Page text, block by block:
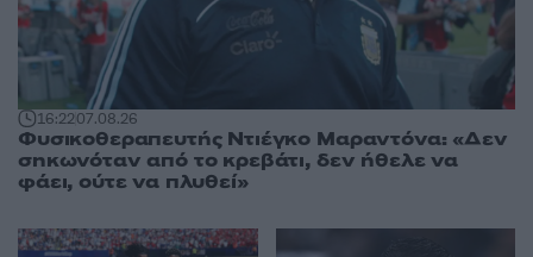
16:2207.08.26
Φυσικοθεραπευτής Ντιέγκο Μαραντόνα: «Δεν
σηκωνόταν από το κρεβάτι, δεν ήθελε να
φάει, ούτε να πλυθεί»